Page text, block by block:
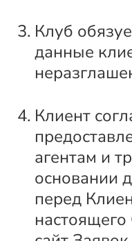
Клуб
данные
Клиент
агентам и
основании
перед